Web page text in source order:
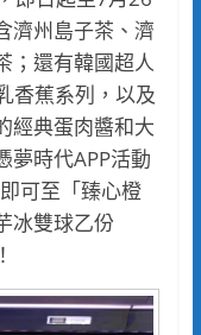
濟州島子茶、濟
；還有韓國超人
香蕉系列，以及
經典蛋肉醬和大
夢時代APP活動
可至「臻心橙
冰雙球乙份